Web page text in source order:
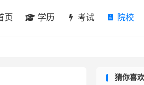
页 学历 考试 院校
猜你喜欢